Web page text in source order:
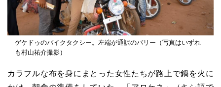
ゲケドゥのバイクタクシー。左端が通訳のバリー（写真はいずれ
も村山祐介撮影）
カラフルな布を身にまとった女性たちが路上で鍋を火に